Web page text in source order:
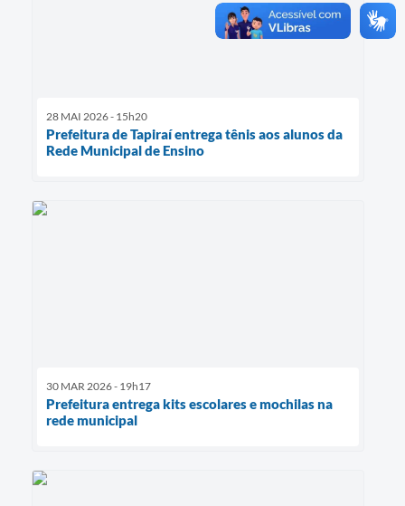
28 MAI 2026 - 15h20
Prefeitura de Tapiraí entrega tênis aos alunos da
Rede Municipal de Ensino
30 MAR 2026 - 19h17
Prefeitura entrega kits escolares e mochilas na
rede municipal